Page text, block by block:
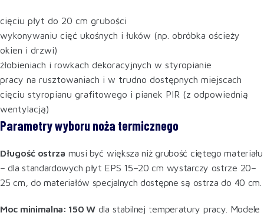
cięciu płyt do 20 cm grubości
wykonywaniu cięć ukośnych i łuków (np. obróbka ościeży
okien i drzwi)
żłobieniach i rowkach dekoracyjnych w styropianie
pracy na rusztowaniach i w trudno dostępnych miejscach
cięciu styropianu grafitowego i pianek PIR (z odpowiednią
wentylacją)
Parametry wyboru noża termicznego
Długość ostrza musi być większa niż grubość ciętego materiału
– dla standardowych płyt EPS 15–20 cm wystarczy ostrze 20–
25 cm, do materiałów specjalnych dostępne są ostrza do 40 cm.
Moc minimalna: 150 W dla stabilnej temperatury pracy. Modele